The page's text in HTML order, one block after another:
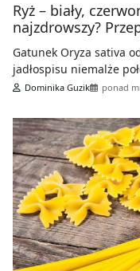
Ryż – biały,
najzdrowszy?
Gatunek Oryza sativa
jadłospisu niemalże
Dominika Guzik ponad